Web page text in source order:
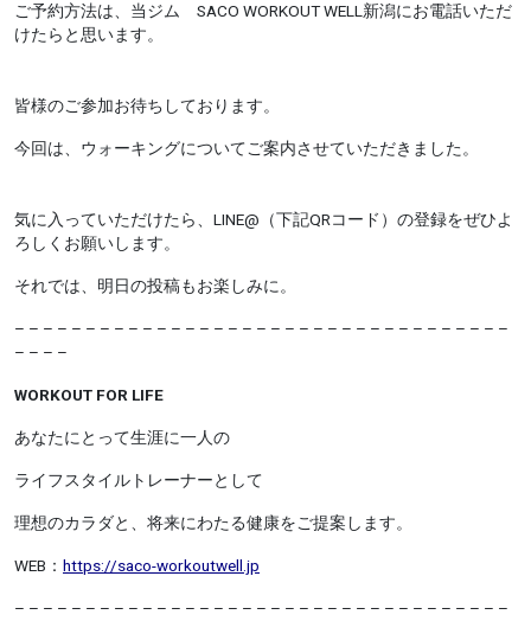
ご予約方法は、当ジム SACO WORKOUT WELL新潟にお電話いただ
けたらと思います。
皆様のご参加お待ちしております。
今回は、ウォーキングについてご案内させていただきました。
気に入っていただけたら、LINE@（下記QRコード）の登録をぜひよ
ろしくお願いします。
それでは、明日の投稿もお楽しみに。
– – – – – – – – – – – – – – – – – – – – – – – – – – – – – – – – – – –
– – – –
WORKOUT FOR LIFE
あなたにとって生涯に一人の
ライフスタイルトレーナーとして
理想のカラダと、将来にわたる健康をご提案します。
WEB： https://saco-workoutwell.jp
– – – – – – – – – – – – – – – – – – – – – – – – – – – – – – – – – – –